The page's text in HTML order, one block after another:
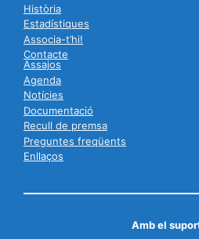
Història
Estadístiques
Associa-t’hi!
Contacte
Assajos
Agenda
Notícies
Documentació
Recull de premsa
Preguntes freqüents
Enllaços
Amb el